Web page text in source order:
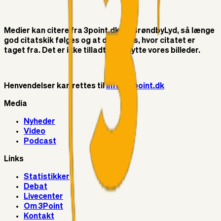
Medier kan citere fra 3point.dk og BrøndbyLyd, så længe
god citatskik følges og at der linkes, hvor citatet er
taget fra. Det er ikke tilladt at benytte vores billeder.
Henvendelser kan rettes tilinfo@3point.dk
Media
Nyheder
Video
Podcast
Links
Statistikker
Debat
Livecenter
Om 3Point
Kontakt